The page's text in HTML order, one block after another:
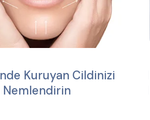
Kuruyan Cildinizi
Nemlendirin